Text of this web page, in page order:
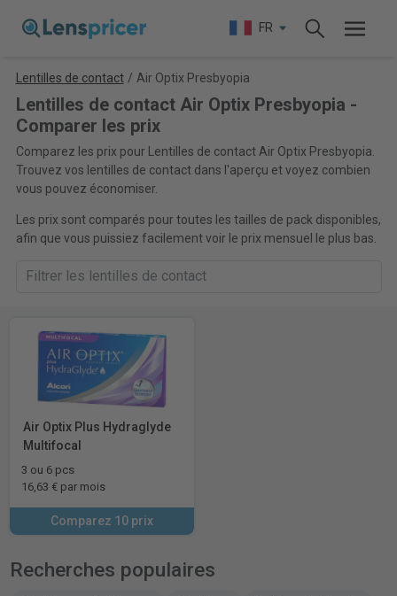
FR
Lentilles de contact / Air Optix Presbyopia
Lentilles de contact Air Optix Presbyopia -
Comparer les prix
Comparez les prix pour Lentilles de contact Air Optix Presbyopia.
Trouvez vos lentilles de contact dans l'aperçu et voyez combien
vous pouvez économiser.
Les prix sont comparés pour toutes les tailles de pack disponibles,
afin que vous puissiez facilement voir le prix mensuel le plus bas.
Air Optix Plus Hydraglyde
Multifocal
3 ou 6 pcs
16,63 € par mois
Comparez 10 prix
Recherches populaires